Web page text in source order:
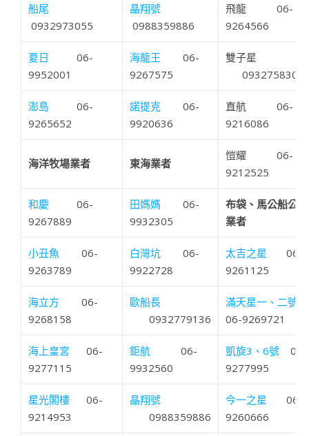
船尾
0932973055
晶翔號
0988359886
飛龍 06-
9264566
夏日 06-
9952001
海龍王
06-
9267575
雙子星
0932758307
澎島 06-
9265652
諾提克
06-
9920636
直航 06-
9216086
海洋牧場業者 東海業者
愷耀 06-
9212525
和慶 06-
9267889
田媽媽 06-
9932305
布袋、馬公船公司
業者
小丑魚
06-
9263789
白灣坑
06-
9922728
太吉之星 06-
9261125
海立方
06-
9268158
歐船長
0932779136
滿天星一、二號
06-9269721
海上皇宮 06-
9277115
鉅航 06-
9932560
凱旋3、6號 06-
9277995
星光閣樓 06-
9214953
晶翔號
0988359886
今一之星 06-
9260666